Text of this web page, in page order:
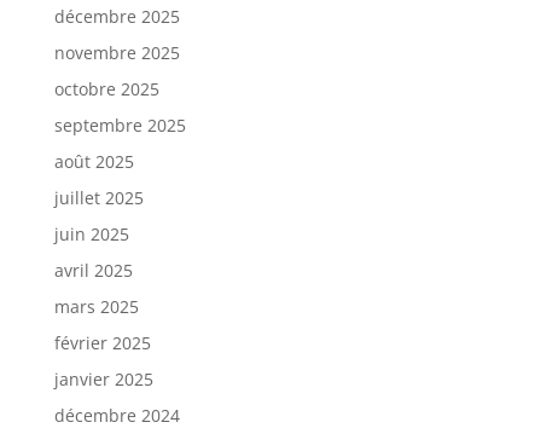
décembre 2025
novembre 2025
octobre 2025
septembre 2025
août 2025
juillet 2025
juin 2025
avril 2025
mars 2025
février 2025
janvier 2025
décembre 2024